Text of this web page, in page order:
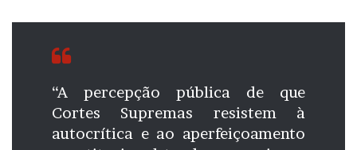
“A percepção pública de que
Cortes Supremas resistem à
autocrítica e ao aperfeiçoamento